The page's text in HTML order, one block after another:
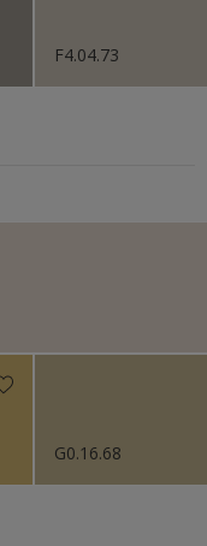
F4.04.73
G0.16.68